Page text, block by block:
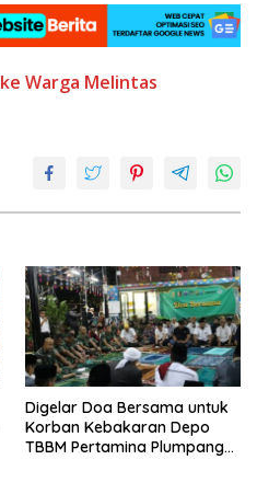
ke Warga Melintas
Digelar Doa Bersama untuk
Korban Kebakaran Depo
TBBM Pertamina Plumpang